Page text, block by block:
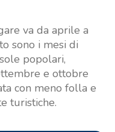
va da aprile a
sono i mesi di
popolari,
e ottobre
con meno folla e
turistiche.